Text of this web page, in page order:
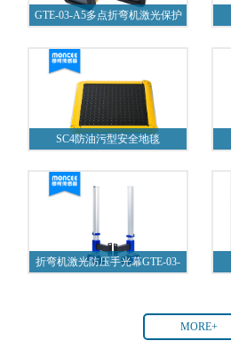
GTE-03-A5多点折弯机激光保护
SC4防油污型安全地毯
折弯机激光防压手光幕GTE-03-
MORE+